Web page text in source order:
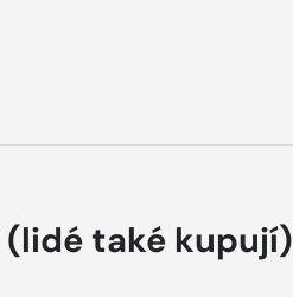
(lidé také kupují)